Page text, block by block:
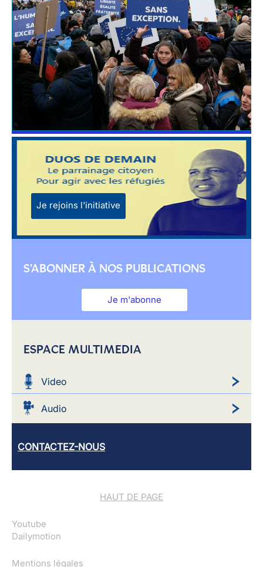
Je rejoins l'initiative
S'ABONNER À NOS PUBLICATIONS
Je m'abonne
ESPACE MULTIMEDIA
Video
Audio
CONTACTEZ-NOUS
HAUT DE PAGE
Youtube
Dailymotion
Mentions légales